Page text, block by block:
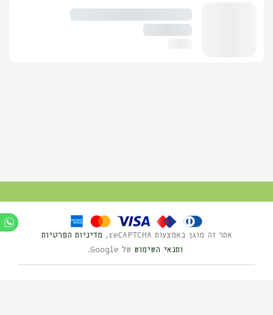
אתר זה מוגן באמצעות reCAPTCHA,
מדיניות הפרטיות
ותנאי השימוש של Google.